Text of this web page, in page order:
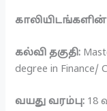
கல்வி தகுதி:
degree in Finance/
வயது வரம்பு: 18